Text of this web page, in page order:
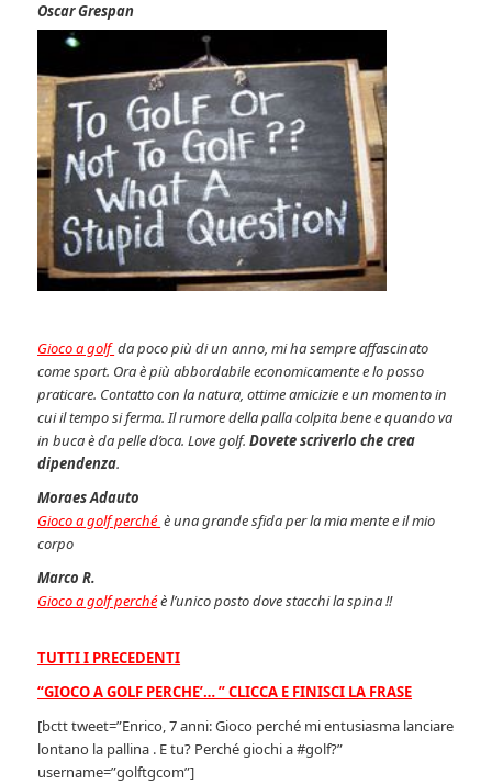
Oscar Grespan
Gioco a golf da poco più di un anno, mi ha sempre affascinato
come sport. Ora è più abbordabile economicamente e lo posso
praticare. Contatto con la natura, ottime amicizie e un momento in
cui il tempo si ferma. Il rumore della palla colpita bene e quando va
in buca è da pelle d’oca. Love golf.Dovete scriverlo che crea
dipendenza.
Moraes Adauto
Gioco a golf perché è una grande sfida per la mia mente e il mio
corpo
Marco R.
Gioco a golf perchéè l’unico posto dove stacchi la spina !!
TUTTI I PRECEDENTI
“GIOCO A GOLF PERCHE’… ” CLICCA E FINISCI LA FRASE
[bctt tweet=”Enrico, 7 anni: Gioco perché mi entusiasma lanciare
lontano la pallina . E tu? Perché giochi a #golf?”
username=”golftgcom”]